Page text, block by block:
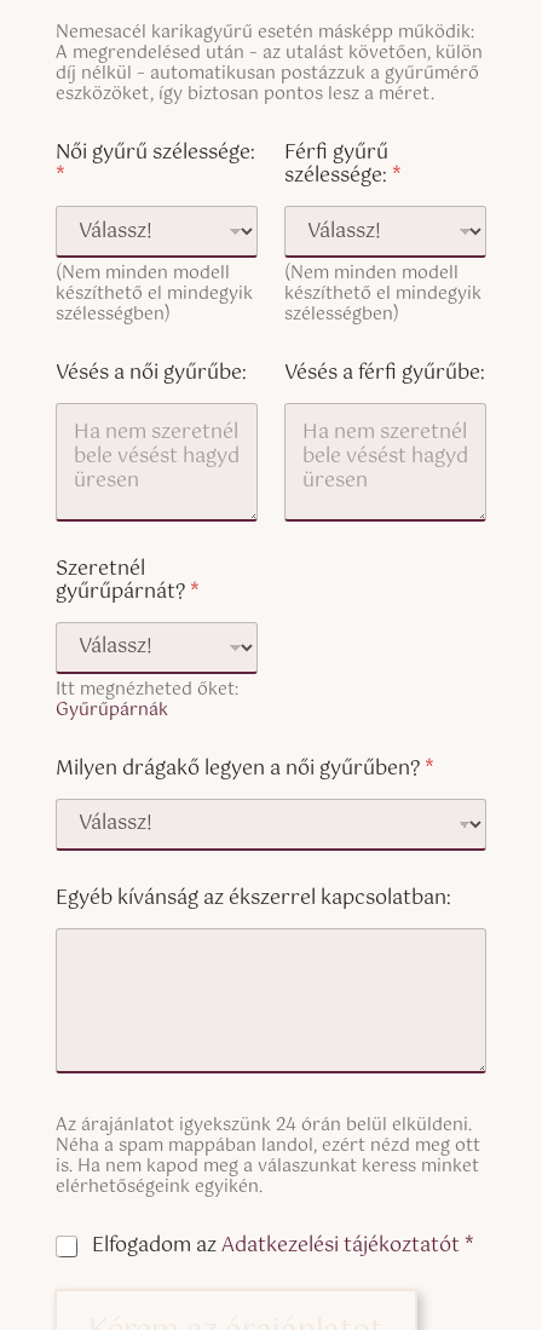
n
e
T
e
t
e
L
i
n
e
e
x
t
c
o
p
y
S
i
n
g
e
L
n
T
e
x
t
c
o
Nemesacél karikagyűrű esetén másképp működik:
A megrendelésed után – az utalást követően, külön
díj nélkül – automatikusan postázzuk a gyűrűmérő
eszközöket, így biztosan pontos lesz a méret.
Női gyűrű szélessége:
*
(Nem minden modell
készíthető el mindegyik
szélességben)
Férfi gyűrű
szélessége: *
(Nem minden modell
készíthető el mindegyik
szélességben)
Vésés a női gyűrűbe: Vésés a férfi gyűrűbe:
Szeretnél
gyűrűpárnát?*
Itt megnézheted őket:
Gyűrűpárnák
Milyen drágakő legyen a női gyűrűben?*
Egyéb kívánság az ékszerrel kapcsolatban:
S
i
n
g
e
L
Az árajánlatot igyekszünk 24 órán belül elküldeni.
Néha a spam mappában landol, ezért nézd meg ott
is. Ha nem kapod meg a válaszunkat keress minket
elérhetőségeink egyikén.
C
h
Elfogadom azAdatkezelési tájékoztatót *